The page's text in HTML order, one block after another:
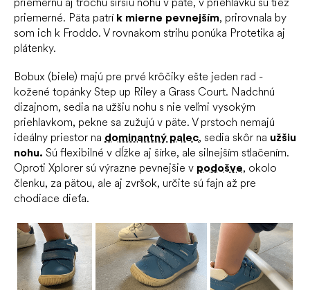
priemernú aj trochu širšiu nohu v päte, v priehlavku sú tiež
priemerné. Päta patrí k mierne pevnejším, prirovnala by
som ich k Froddo. V rovnakom strihu ponúka Protetika aj
plátenky.
Bobux (biele) majú pre prvé krôčiky ešte jeden rad -
kožené topánky Step up Riley a Grass Court. Nadchnú
dizajnom, sedia na užšiu nohu s nie veľmi vysokým
priehlavkom, pekne sa zužujú v päte. V prstoch nemajú
ideálny priestor na dominantný palec, sedia skôr na užšiu
nohu. Sú flexibilné v dĺžke aj šírke, ale silnejším stlačením.
Oproti Xplorer sú výrazne pevnejšie v podošve, okolo
členku, za pätou, ale aj zvršok, určite sú fajn až pre
chodiace dieťa.